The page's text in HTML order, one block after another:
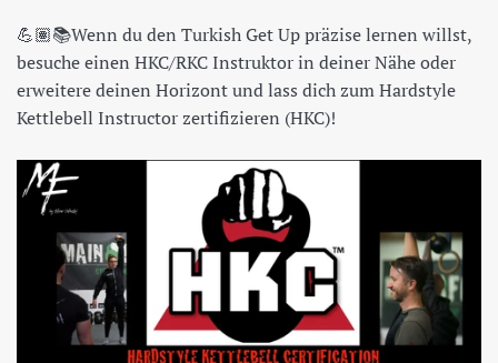
💪🏽📚Wenn du den Turkish Get Up präzise lernen willst,
besuche einen HKC/RKC Instruktor in deiner Nähe oder
erweitere deinen Horizont und lass dich zum Hardstyle
Kettlebell Instructor zertifizieren (HKC)!